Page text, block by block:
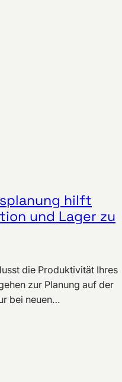
hilft
und Lager zu
die Produktivität Ihres
zur Planung auf der
bei neuen…